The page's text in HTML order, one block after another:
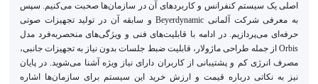
اصلی یک سیستم کنفرانس و کاربردهای آن در سازمان‌ها صحبت می‌کنیم. سپس
به معرفی شرکت آلمانی Beyerdynamic و سابقه آن در تولید تجهیزات صوتی
حرفه‌ای می‌پردازیم. در ادامه با قابلیت‌های فنی و ویژگی‌های منحصربه‌فرد مدل
Orbis از جمله طراحی ماژولار، قابلیت ضبط جلسات بدون نیاز به تجهیزات جانبی،
مصرف انرژی کم و پشتیبانی از کاربران دارای نیاز ویژه آشنا می‌شوید. در پایان
نیز به نکاتی درباره قیمت و ارزش خرید این سیستم برای سازمان‌ها اشاره